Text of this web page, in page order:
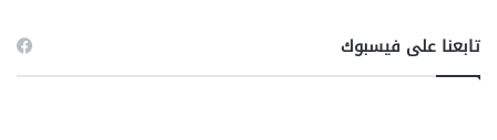
تابعنا على فيسبوك